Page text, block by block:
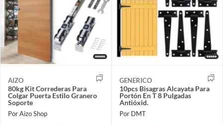
AIZO
80kg Kit Correderas Para
Colgar Puerta Estilo Granero
Soporte
Por Aizo Shop
GENERICO
10pcs Bisagras Alcayata Para
Portón En T 8 Pulgadas
Antióxid.
Por DMT